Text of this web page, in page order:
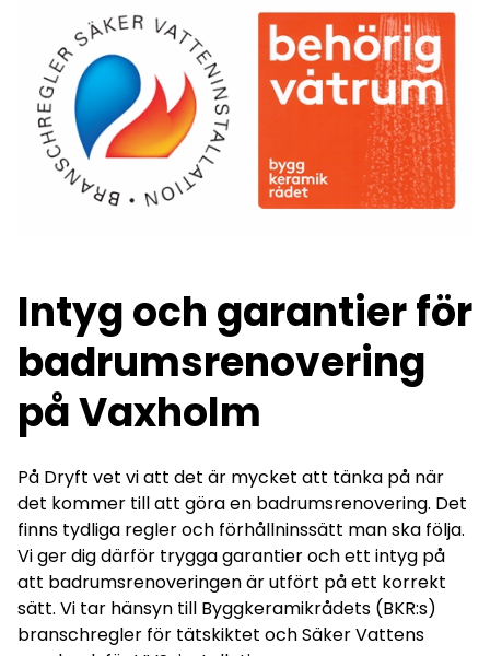
Intyg och garantier för
badrumsrenovering
på Vaxholm
På Dryft vet vi att det är mycket att tänka på när
det kommer till att göra en badrumsrenovering. Det
finns tydliga regler och förhållninssätt man ska följa.
Vi ger dig därför trygga garantier och ett intyg på
att badrumsrenoveringen är utfört på ett korrekt
sätt. Vi tar hänsyn till Byggkeramikrådets (BKR:s)
branschregler för tätskiktet och Säker Vattens